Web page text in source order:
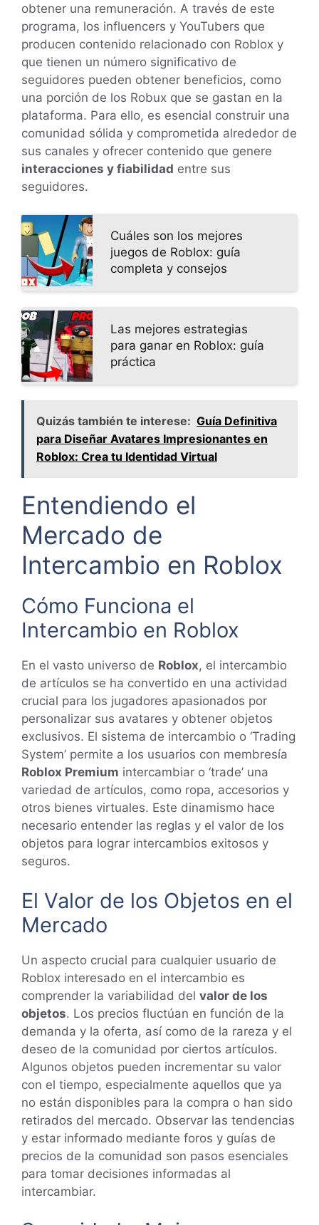
obtener una remuneración. A través de este
programa, los influencers y YouTubers que
producen contenido relacionado con Roblox y
que tienen un número significativo de
seguidores pueden obtener beneficios, como
una porción de los Robux que se gastan en la
plataforma. Para ello, es esencial construir una
comunidad sólida y comprometida alrededor de
sus canales y ofrecer contenido que genere
interacciones y fiabilidad entre sus
seguidores.
Cuáles son los mejores
juegos de Roblox: guía
completa y consejos
Las mejores estrategias
para ganar en Roblox: guía
práctica
Quizás también te interese: Guía Definitiva
para Diseñar Avatares Impresionantes en
Roblox: Crea tu Identidad Virtual
Entendiendo el
Mercado de
Intercambio en Roblox
Cómo Funciona el
Intercambio en Roblox
En el vasto universo de Roblox, el intercambio
de artículos se ha convertido en una actividad
crucial para los jugadores apasionados por
personalizar sus avatares y obtener objetos
exclusivos. El sistema de intercambio o ‘Trading
System’ permite a los usuarios con membresía
Roblox Premium intercambiar o ‘trade’ una
variedad de artículos, como ropa, accesorios y
otros bienes virtuales. Este dinamismo hace
necesario entender las reglas y el valor de los
objetos para lograr intercambios exitosos y
seguros.
El Valor de los Objetos en el
Mercado
Un aspecto crucial para cualquier usuario de
Roblox interesado en el intercambio es
comprender la variabilidad del valor de los
objetos. Los precios fluctúan en función de la
demanda y la oferta, así como de la rareza y el
deseo de la comunidad por ciertos artículos.
Algunos objetos pueden incrementar su valor
con el tiempo, especialmente aquellos que ya
no están disponibles para la compra o han sido
retirados del mercado. Observar las tendencias
y estar informado mediante foros y guías de
precios de la comunidad son pasos esenciales
para tomar decisiones informadas al
intercambiar.